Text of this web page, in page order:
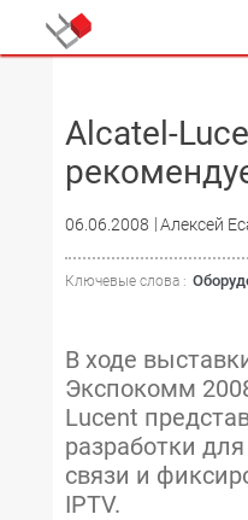
Alcatel-
06.06.2008 Алексей
Ключевые слова :
В ходе
Экспокомм
Lucent
разработки
связи и
IPTV.